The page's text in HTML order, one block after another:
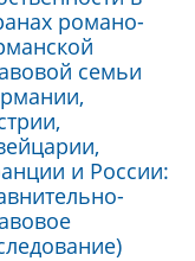
романо-
семьи
и России: